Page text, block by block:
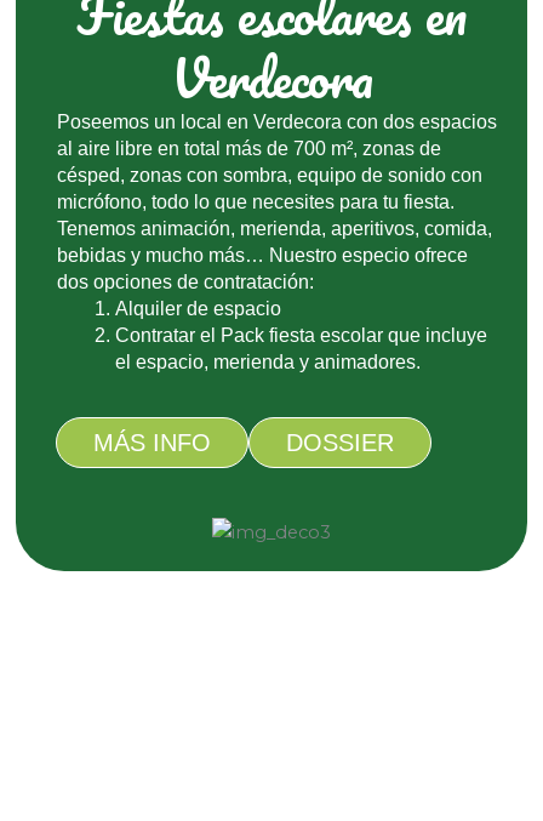
Verdecora
Poseemos un local en Verdecora con dos espacios
al aire libre en total más de 700 m², zonas de
césped, zonas con sombra, equipo de sonido con
micrófono, todo lo que necesites para tu fiesta.
Tenemos animación, merienda, aperitivos, comida,
bebidas y mucho más… Nuestro especio ofrece
dos opciones de contratación:
Alquiler de espacio
Contratar el Pack fiesta escolar que incluye
el espacio, merienda y animadores.
MÁS INFO DOSSIER